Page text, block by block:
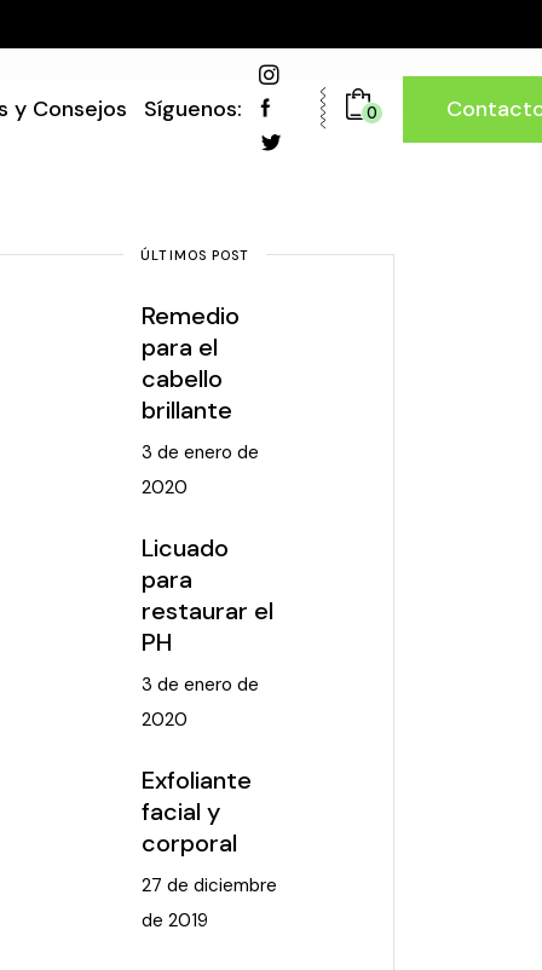
y Consejos Síguenos: 0
ÚLTIMOS POST
Remedio
para el
cabello
brillante
3 de enero de
2020
Licuado
para
restaurar el
PH
3 de enero de
2020
Exfoliante
facial y
corporal
27 de diciembre
de 2019